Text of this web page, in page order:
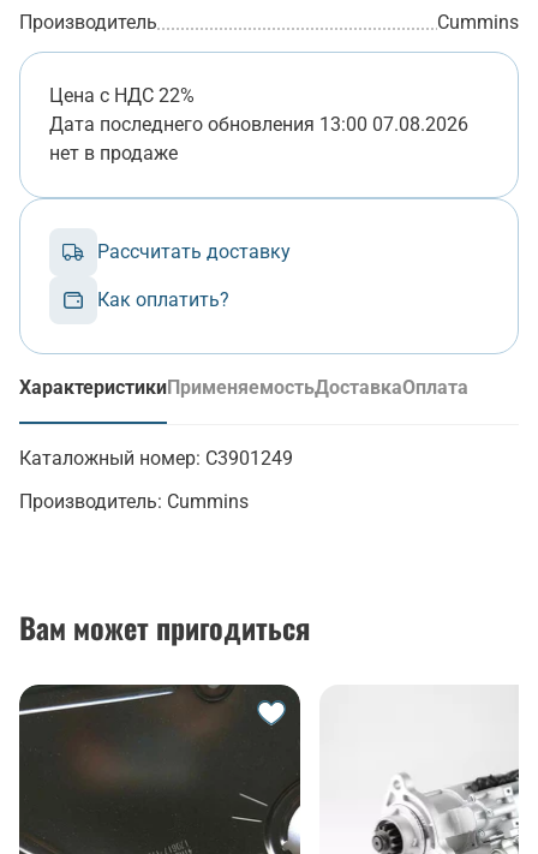
Производитель
Cummins
Цена с НДС 22%
Дата последнего обновления 13:00 07.08.2026
нет в продаже
Рассчитать доставку
Как оплатить?
Характеристики
(активная вкладка)
ПрименяемостьДоставкаОплата
Каталожный номер: C3901249
Производитель: Cummins
Вам может пригодиться